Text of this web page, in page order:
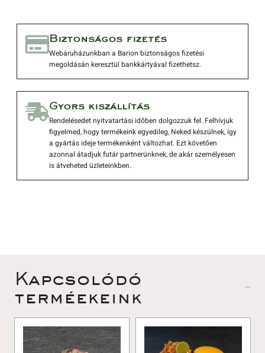
Biztonságos fizetés
Webáruházunkban a Barion biztonságos fizetési
megoldásán keresztül bankkártyával fizethetsz.
Gyors kiszállítás
Rendelésedet nyitvatartási időben dolgozzuk fel. Felhívjuk
figyelmed, hogy termékeink egyedileg, Neked készülnek, így
a gyártás ideje termékenként változhat. Ezt követően
azonnal átadjuk futár partnerünknek, de akár személyesen
is átveheted üzleteinkben.
Kapcsolódó
terméekeink